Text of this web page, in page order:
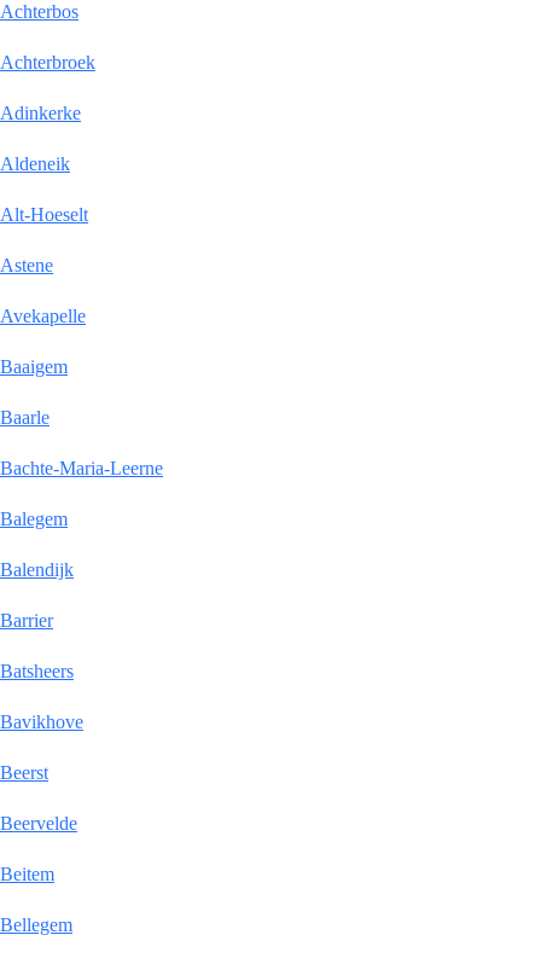
Achterbos
Achterbroek
Adinkerke
Aldeneik
Alt-Hoeselt
Astene
Avekapelle
Baaigem
Baarle
Bachte-Maria-Leerne
Balegem
Balendijk
Barrier
Batsheers
Bavikhove
Beerst
Beervelde
Beitem
Bellegem